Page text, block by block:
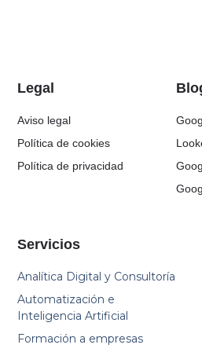
Servicios
Analítica Digital y Consultoría
Automatización e
Inteligencia Artificial
Formación a empresas
Legal
Aviso legal
Política de cookies
Política de privacidad